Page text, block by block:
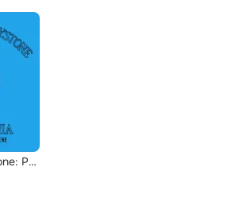
The Colonial Keystone: Pennsylvania